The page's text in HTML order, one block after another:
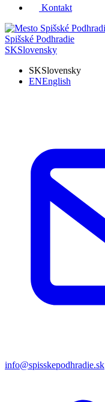
Kontakt
Spišské Podhradie
SKSlovensky
SKSlovensky
ENEnglish
info@spisskepodhradie.sk